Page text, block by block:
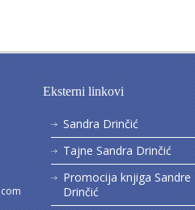
Eksterni linkovi
Sandra Drinčić
Tajne Sandra Drinčić
Promocija knjiga Sandre
Drinčić